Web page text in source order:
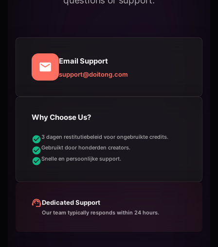
Email Support
support@doitong.com
Why Choose Us?
3 dagen restitutiebeleid voor ongebruikte credits.
Gebruikt door honderden creators.
Snelle en persoonlijke support.
Dedicated Support
Our team typically responds within 24 hours.